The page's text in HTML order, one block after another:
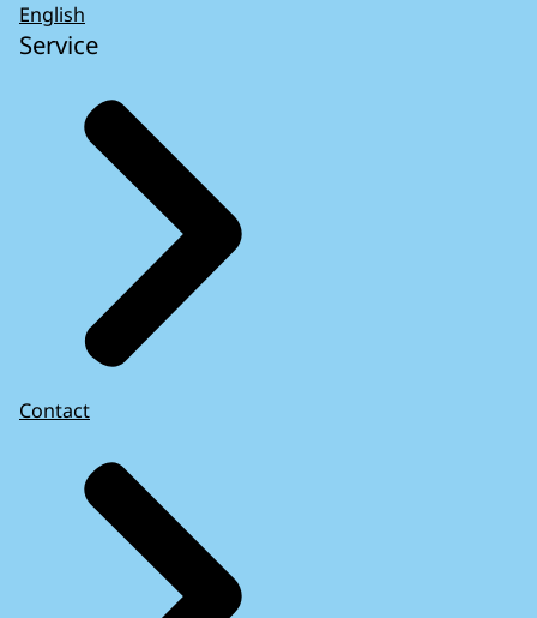
English
Service
Contact